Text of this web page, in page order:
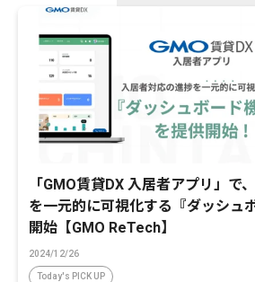
「GMO賃貸DX 入居者アプリ」で
を一元的に可視化する『ダッシュ
開始【GMO ReTech】
2024/12/26
Today's PICK UP